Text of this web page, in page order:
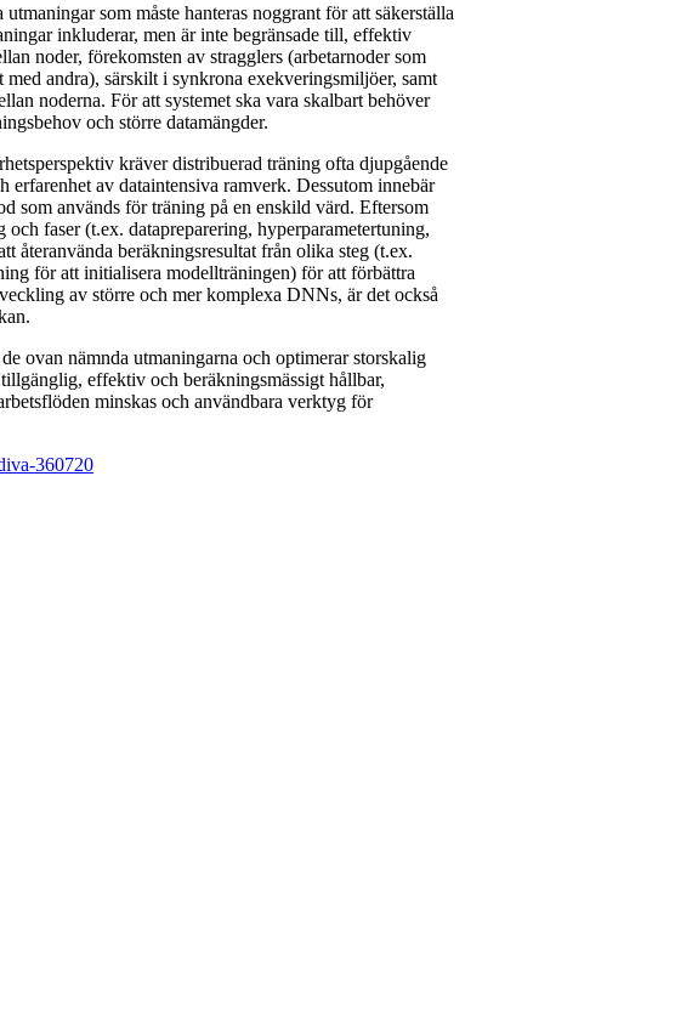
som måste hanteras noggrant för att säkerställa
inkluderar, men är inte begränsade till, effektiv
noder, förekomsten av stragglers (arbetarnoder som
andra), särskilt i synkrona exekveringsmiljöer, samt
noderna. För att systemet ska vara skalbart behöver
och större datamängder.
kräver distribuerad träning ofta djupgående
erfarenhet av dataintensiva ramverk. Dessutom innebär
som används för träning på en enskild värd. Eftersom
faser (t.ex. datapreparering, hyperparametertuning,
återanvända beräkningsresultat från olika steg (t.ex.
för att initialisera modellträningen) för att förbättra
av större och mer komplexa DNNs, är det också
ovan nämnda utmaningarna och optimerar storskalig
effektiv och beräkningsmässigt hållbar,
minskas och användbara verktyg för
360720